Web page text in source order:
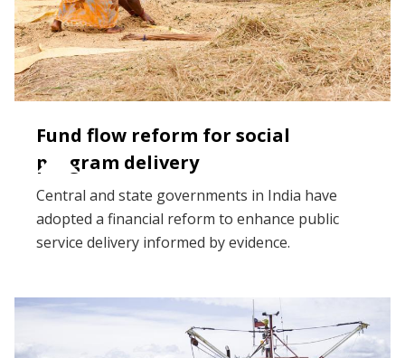
Fund flow reform for social
program delivery
Central and state governments in India have
adopted a financial reform to enhance public
service delivery informed by evidence.